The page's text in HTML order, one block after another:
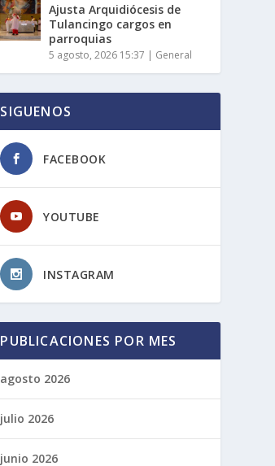
Ajusta Arquidiócesis de
Tulancingo cargos en
parroquias
5 agosto, 2026 15:37 | General
SIGUENOS
FACEBOOK
YOUTUBE
INSTAGRAM
PUBLICACIONES POR MES
agosto 2026
julio 2026
junio 2026